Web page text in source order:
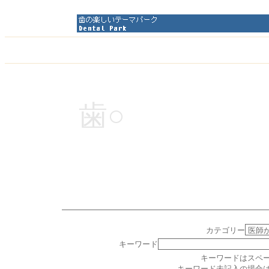
歯○
カテゴリー
キーワード
キーワードはスペ